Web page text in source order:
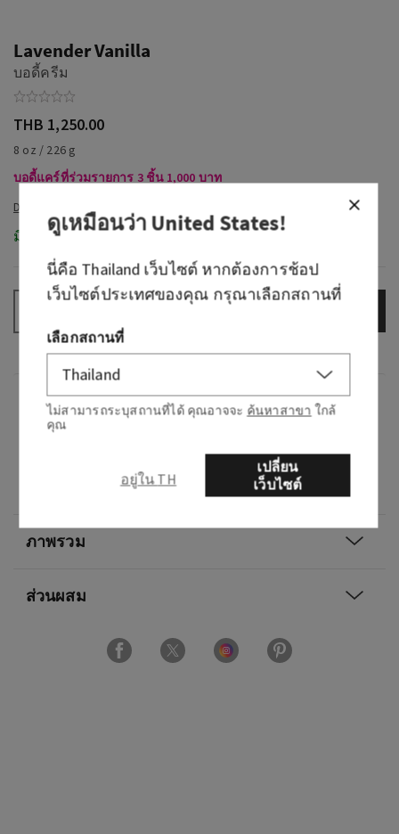
Lavender Vanilla
บอดี้ครีม
THB 1,250.00
8 oz / 226 g
บอดี้แคร์ที่ร่วมรายการ 3 ชิ้น 1,000 บาท
มีในสต็อก
กลิ่น
กลิ่นหอมอย่างไร: ช่อดอกไม้แสนฝันข้างเตียง
โน้ต: น้ำมันลาเวนเดอร์และวานิลลาเข้มข้น
ภาพรวม
ส่วนผสม
ดูเหมือนว่าUnited States!
นี่คือ Thailand เว็บไซต์ หากต้องการช้อป
เว็บไซต์ประเทศของคุณ กรุณาเลือกสถานที่
เลือกสถานที่
ไม่สามารถระบุสถานที่ได้ คุณอาจจะ ค้นหาสาขา ใกล้
คุณ
อยู่ใน TH
เปลี่ยน
เว็บไซต์